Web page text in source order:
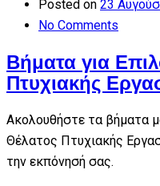
Posted on 23
No Comments
Βήματα για
Πτυχιακής
Ακολουθήστε τα βήματα
Θέλατος Πτυχιακής
την εκπόνησή σας.